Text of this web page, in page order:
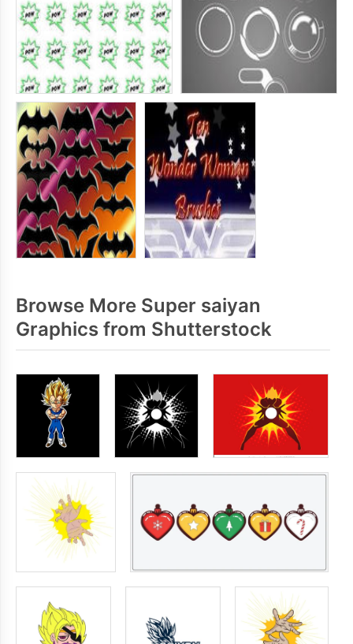
Browse More Super saiyan
Graphics from Shutterstock